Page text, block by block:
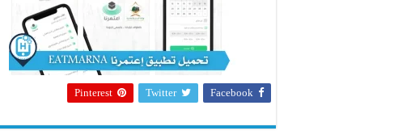
Facebook
Twitter
Pinterest